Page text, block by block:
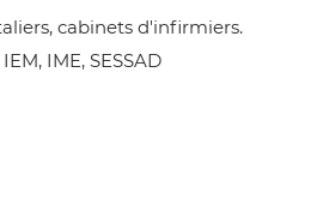
cabinets d'infirmiers.
IME, SESSAD